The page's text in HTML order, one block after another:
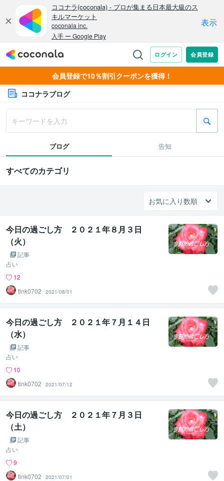
会員登録で10％割引クーポンを獲得！
ココナラブログ
ブログ 告知
すべてのカテゴリ
今日の過ごし方 ２０２１年８月３日
（火）
記事
占い
12
tink0702
2021/08/01
今日の過ごし方 ２０２１年７月１４日
（水）
記事
占い
10
tink0702
2021/07/12
今日の過ごし方 ２０２１年７月３日
（土）
記事
占い
9
tink0702
2021/07/01